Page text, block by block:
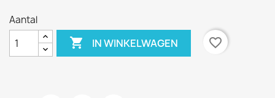
Aantal
 IN WINKELWAGEN favorite_border